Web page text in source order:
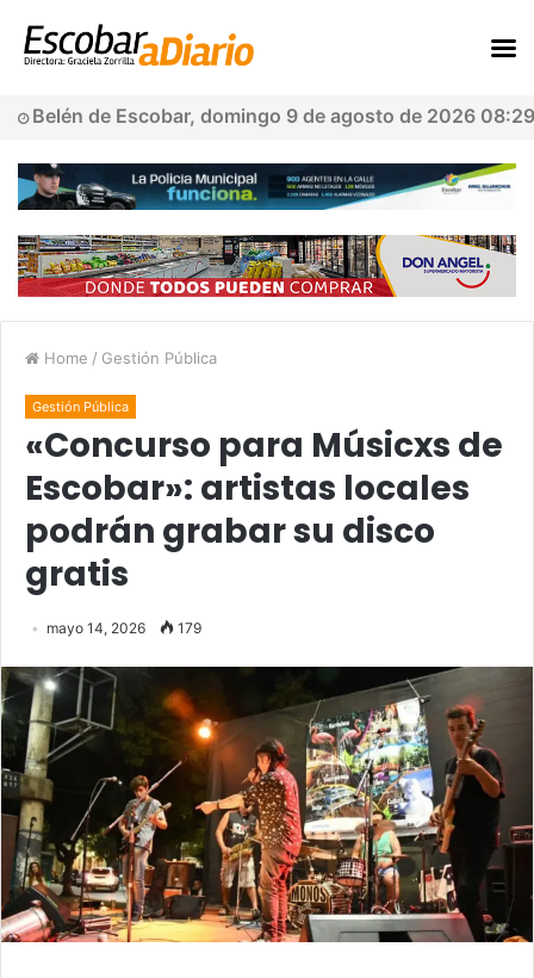
Belén de Escobar, domingo 9 de agosto de 2026 08:29
Home / Gestión Pública
Gestión Pública
«Concurso para Músicxs de
Escobar»: artistas locales
podrán grabar su disco
gratis
mayo 14, 2026 179